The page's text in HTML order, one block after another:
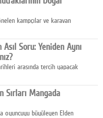
kampçılar ve karavan
duyarlı bitkisel içerikli ürünleri tercih
Soru: Yeniden Aynı
arasında tercih yapacak
Sırları Mangada
oyuncuyu büyüleyen Elden